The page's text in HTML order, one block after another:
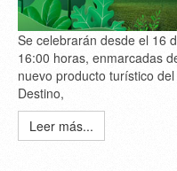
Se celebrarán desde el 16
16:00 horas, enmarcadas
nuevo producto turístico
Destino,
Leer más...